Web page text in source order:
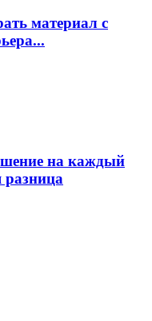
материал с
на каждый
разница